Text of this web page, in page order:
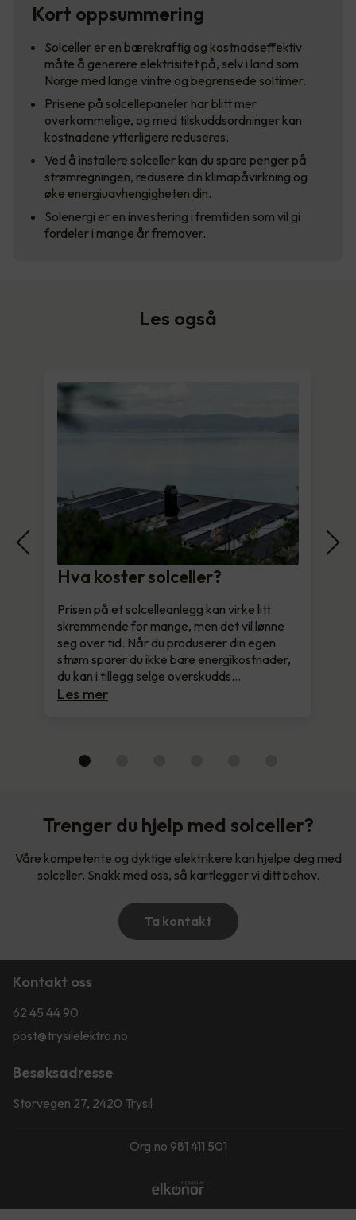
Kort oppsummering
Solceller er en bærekraftig og kostnadseffektiv
måte å generere elektrisitet på, selv i land som
Norge med lange vintre og begrensede soltimer.
Prisene på solcellepaneler har blitt mer
overkommelige, og med tilskuddsordninger kan
kostnadene ytterligere reduseres.
Ved å installere solceller kan du spare penger på
strømregningen, redusere din klimapåvirkning og
øke energiuavhengigheten din.
Solenergi er en investering i fremtiden som vil gi
fordeler i mange år fremover.
Les også
Hva koster solceller?
Prisen på et solcelleanlegg kan virke litt
skremmende for mange, men det vil lønne
seg over tid. Når du produserer din egen
strøm sparer du ikke bare energikostnader,
du kan i tillegg selge overskudds…
Les mer
Trenger du hjelp med solceller?
Våre kompetente og dyktige elektrikere kan hjelpe deg med
solceller. Snakk med oss, så kartlegger vi ditt behov.
Ta kontakt
Kontakt oss
62 45 44 90
post@trysilelektro.no
Besøksadresse
Storvegen 27, 2420 Trysil
Org.no 981 411 501